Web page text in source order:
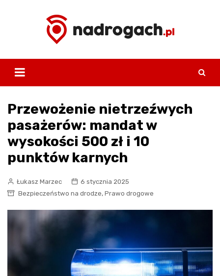
Przewożenie nietrzeźwych
pasażerów: mandat w
wysokości 500 zł i 10
punktów karnych
Łukasz Marzec
6 stycznia 2025
Bezpieczeństwo na drodze, Prawo drogowe